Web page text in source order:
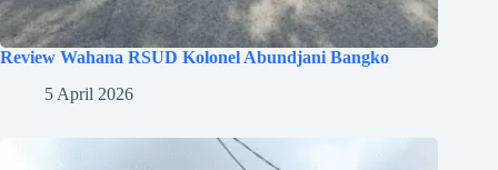
Review Wahana RSUD Kolonel Abundjani Bangko
5 April 2026